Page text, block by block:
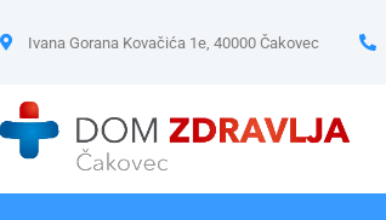
Ivana Gorana Kovačića 1e, 40000 Čakovec